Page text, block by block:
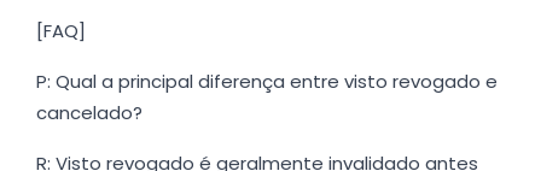
[FAQ]
P: Qual a principal diferença entre visto revogado e
cancelado?
R: Visto revogado é geralmente invalidado antes